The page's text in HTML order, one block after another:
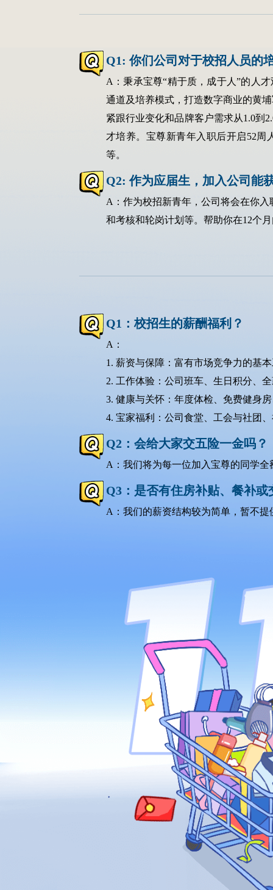
Q1: 你们公司对于校招人员的
A：秉承宝尊“精于质，成于人”的人
通道及培养模式，打造数字商业的黄
紧跟行业变化和品牌客户需求从1.0到
才培养。宝尊新青年入职后开启52
等。
Q2: 作为应届生，加入公司能
A：作为校招新青年，公司将会在你
和考核和轮岗计划等。帮助你在12个
Q1：校招生的薪酬福利？
A：
1. 薪资与保障：富有市场竞争力的基
2. 工作体验：公司班车、生日积分、
3. 健康与关怀：年度体检、免费健身
4. 宝家福利：公司食堂、工会与社团
Q2：会给大家交五险一金吗？
A：我们将为每一位加入宝尊的同学全
Q3：是否有住房补贴、餐补
A：我们的薪资结构较为简单，暂不